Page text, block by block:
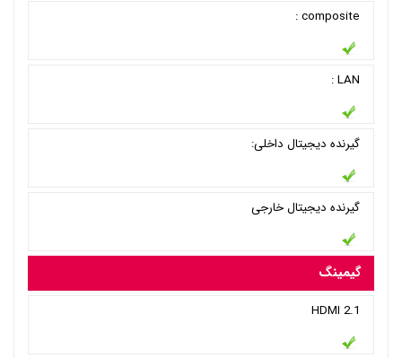
composite :
LAN :
گیرنده دیجیتال داخلی:
گیرنده دیجیتال خارجی
گیمینگ
HDMI 2.1